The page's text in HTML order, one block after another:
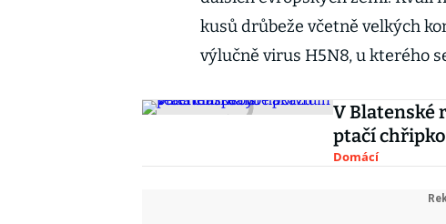
kusů drůbeže včetně velkých
výlučně virus H5N8, u kterého
V Blatenské
ptačí
Domácí